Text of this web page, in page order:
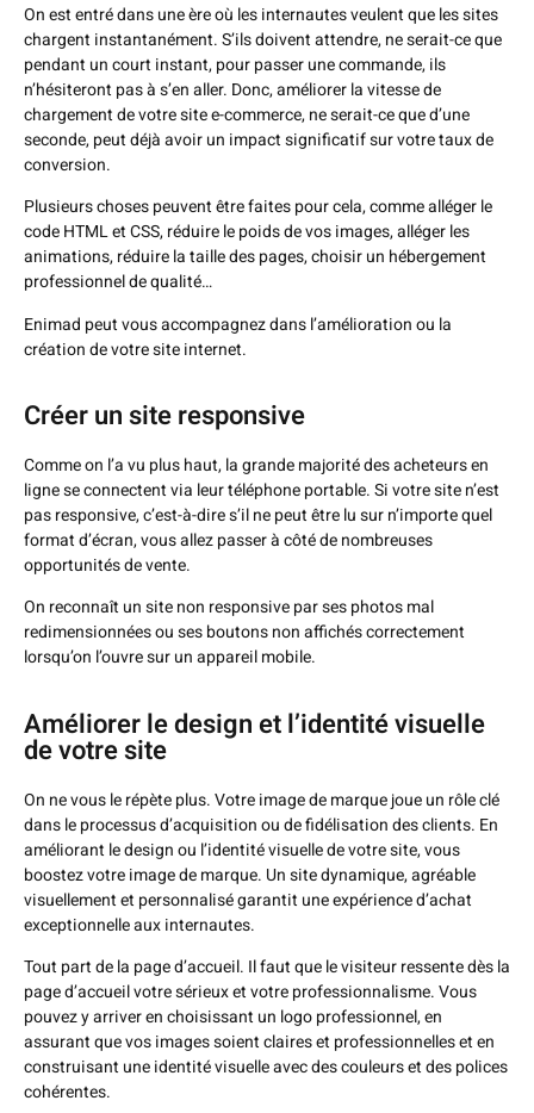
On est entré dans une ère où les internautes veulent que les sites
chargent instantanément. S’ils doivent attendre, ne serait-ce que
pendant un court instant, pour passer une commande, ils
n’hésiteront pas à s’en aller. Donc, améliorer la vitesse de
chargement de votre site e-commerce, ne serait-ce que d’une
seconde, peut déjà avoir un impact significatif sur votre taux de
conversion.
Plusieurs choses peuvent être faites pour cela, comme alléger le
code HTML et CSS, réduire le poids de vos images, alléger les
animations, réduire la taille des pages, choisir un hébergement
professionnel de qualité…
Enimad peut vous accompagnez dans l’amélioration ou la
création de votre site internet.
Créer un site responsive
Comme on l’a vu plus haut, la grande majorité des acheteurs en
ligne se connectent via leur téléphone portable. Si votre site n’est
pas responsive, c’est-à-dire s’il ne peut être lu sur n’importe quel
format d’écran, vous allez passer à côté de nombreuses
opportunités de vente.
On reconnaît un site non responsive par ses photos mal
redimensionnées ou ses boutons non affichés correctement
lorsqu’on l’ouvre sur un appareil mobile.
Améliorer le design et l’identité visuelle
de votre site
On ne vous le répète plus. Votre image de marque joue un rôle clé
dans le processus d’acquisition ou de fidélisation des clients. En
améliorant le design ou l’identité visuelle de votre site, vous
boostez votre image de marque. Un site dynamique, agréable
visuellement et personnalisé garantit une expérience d’achat
exceptionnelle aux internautes.
Tout part de la page d’accueil. Il faut que le visiteur ressente dès la
page d’accueil votre sérieux et votre professionnalisme. Vous
pouvez y arriver en choisissant un logo professionnel, en
assurant que vos images soient claires et professionnelles et en
construisant une identité visuelle avec des couleurs et des polices
cohérentes.